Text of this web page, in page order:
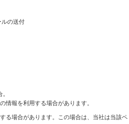
の送付
情報を利用する場合があります。
る場合があります。この場合は、当社は当該ペ